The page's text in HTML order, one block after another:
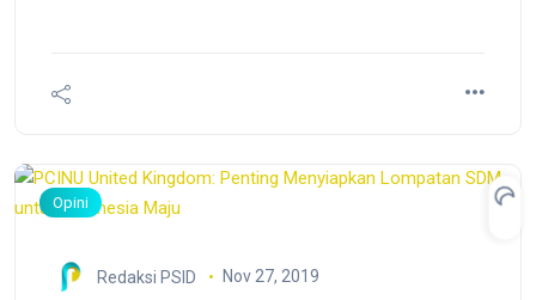
Opini
Redaksi PSID Nov 27, 2019